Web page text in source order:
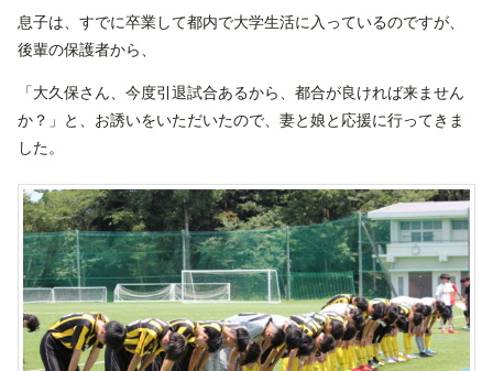
息子は、すでに卒業して都内で大学生活に入っているのですが、
後輩の保護者から、
「大久保さん、今度引退試合あるから、都合が良ければ来ません
か？」と、お誘いをいただいたので、妻と娘と応援に行ってきま
した。